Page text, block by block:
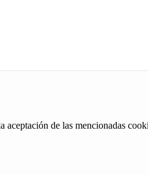
de las mencionadas